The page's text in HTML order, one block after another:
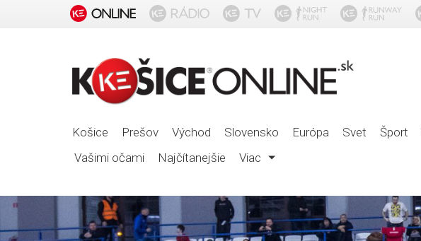
Košice Prešov Východ Slovensko Európa Svet Šport
Vašimi očami
Najčítanejšie Viac